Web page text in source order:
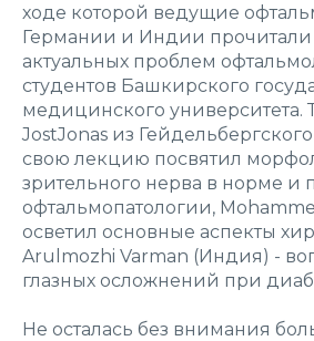
ходе которой ведущие
Германии и Индии
актуальных проблем
студентов Башкирского
медицинского университета.
JostJonas из
свою лекцию посвятил
зрительного нерва в норме и
офтальмопатологии,
осветил основные аспекты
Arulmozhi Varman (Индия) -
глазных осложнений при
Не осталась без внимания